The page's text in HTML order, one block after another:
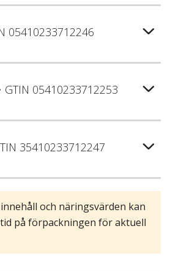
05410233712246
GTIN 05410233712253
35410233712247
och näringsvärden kan
på förpackningen för aktuell